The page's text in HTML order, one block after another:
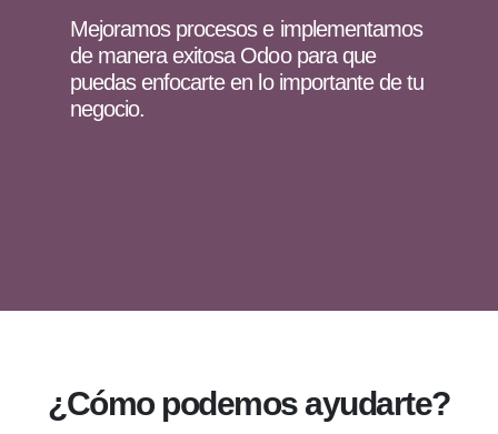
Mejoramos procesos e implementamos
de manera exitosa Odoo para que
puedas enfocarte en lo importante de tu
negocio.
¿Cómo podemos ayudarte?